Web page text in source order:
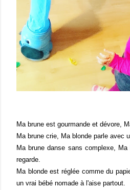
Ma brune est gourmande et dévore,
Ma brune crie, Ma blonde parle avec
Ma brune danse sans complexe,
regarde.
Ma blonde est réglée comme du
un vrai bébé nomade à l'aise partout.